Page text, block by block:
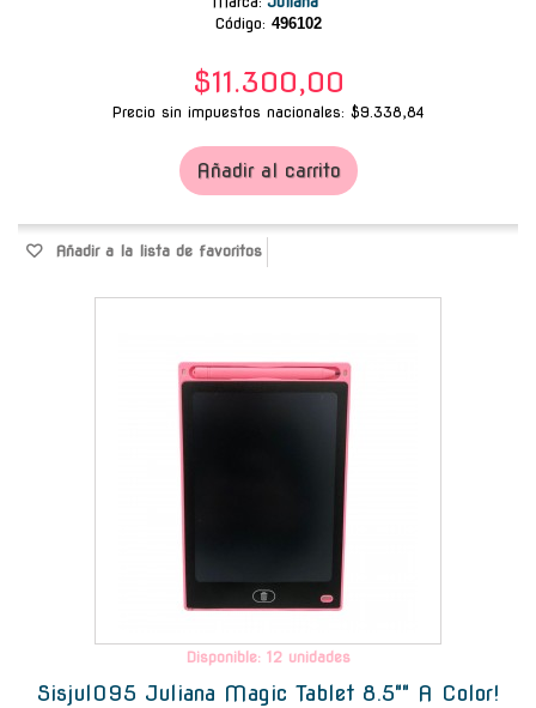
Código: 496102
$11.300,00
Precio sin impuestos nacionales: $9.338,84
Añadir al carrito
Añadir a la lista de favoritos
Disponible: 12 unidades
Sisjul095 Juliana Magic Tablet 8.5"" A Color!